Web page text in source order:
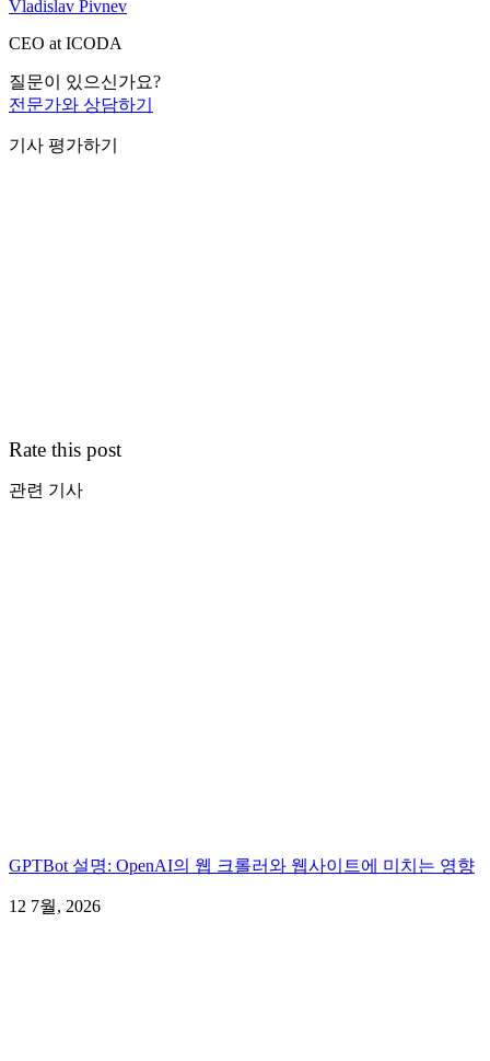
Vladislav Pivnev
CEO at ICODA
질문이 있으신가요?
전문가와 상담하기
기사 평가하기
Rate this post
관련 기사
GPTBot 설명: OpenAI의 웹 크롤러와 웹사이트에 미치는 영향
12 7월, 2026